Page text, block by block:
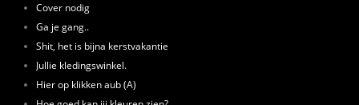
Cover nodig
Ga je gang..
Shit, het is bijna kerstvakantie
Jullie kledingswinkel.
Hier op klikken aub (A)